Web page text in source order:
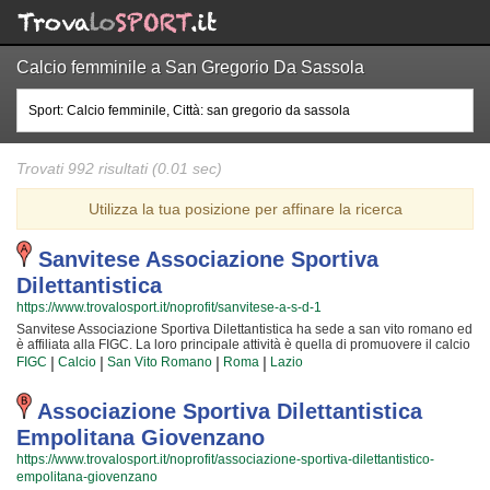
Calcio femminile a San Gregorio Da Sassola
Trovati 992 risultati (0.01 sec)
Utilizza la tua posizione per affinare la ricerca
Sanvitese Associazione Sportiva
Dilettantistica
https://www.trovalosport.it/noprofit/sanvitese-a-s-d-1
Sanvitese Associazione Sportiva Dilettantistica ha sede a san vito romano ed
è affiliata alla FIGC. La loro principale attività è quella di promuovere il calcio
offrendo corsi rivolti a bambini e ragazzi. Sanvitese Associazione Sportiva
Dilettantistica è radicata nella comunità di san vito romano e al loro interno
sono cresciute generazioni di bambini e ragazzi che hanno imparato i valori
fondamentali dello sport e l'importanza del lavoro di squadra. I loro istruttori
di calcio sono tra i più esperti e qualificati della zona e sono sicuramente i
più adatti a sviluppare il talento dei bambini che iniziano a giocare e dei
ragazzi che vogliono raggiungere livelli di eccellenza. Per questo motivo
Sanvitese Associazione Sportiva Dilettantistica sarà lieta di accogliere anche
tuo figlio nell'associazione, perché possa raggiungere il successo che merita
FIGC | Calcio | San Vito Romano | Roma | Lazio
Associazione Sportiva Dilettantistica
Empolitana Giovenzano
https://www.trovalosport.it/noprofit/associazione-sportiva-dilettantistico-
empolitana-giovenzano